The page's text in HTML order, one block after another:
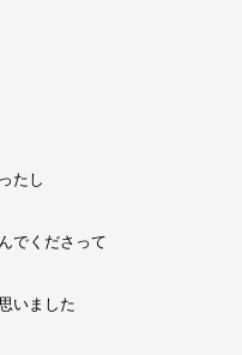
たし
でくださって
いました